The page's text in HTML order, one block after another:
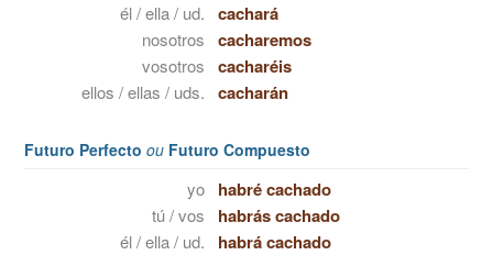
él / ella / ud. cachará
nosotros cacharemos
vosotros cacharéis
ellos / ellas / uds. cacharán
Futuro Perfecto ou Futuro Compuesto
yo habré cachado
tú / vos habrás cachado
él / ella / ud. habrá cachado